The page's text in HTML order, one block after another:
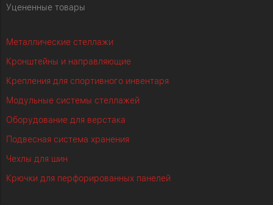
Уцененные товары
Металлические стеллажи
Кронштейны и направляющие
Крепления для спортивного инвентаря
Модульные системы стеллажей
Оборудование для верстака
Подвесная система хранения
Чехлы для шин
Крючки для перфорированных панелей